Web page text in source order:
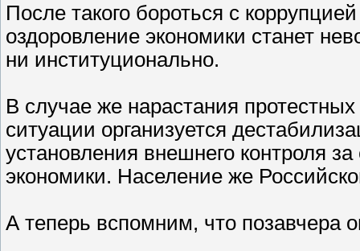
После такого бороться с
оздоровление экономики станет
ни институционально.
В случае же нарастания
ситуации организуется
установления внешнего контроля
экономики. Население же
А теперь вспомним, что позавчера